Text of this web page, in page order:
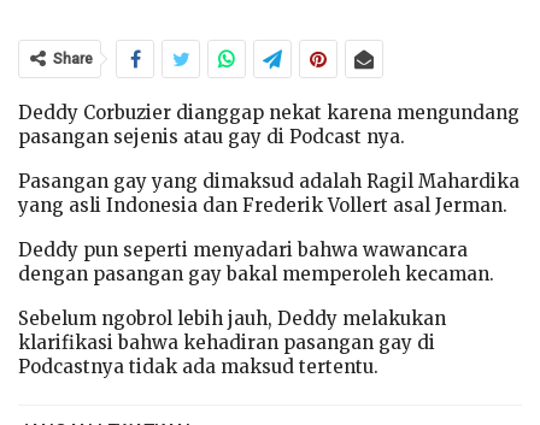
Share
Deddy Corbuzier dianggap nekat karena mengundang
pasangan sejenis atau gay di Podcast nya.
Pasangan gay yang dimaksud adalah Ragil Mahardika
yang asli Indonesia dan Frederik Vollert asal Jerman.
Deddy pun seperti menyadari bahwa wawancara
dengan pasangan gay bakal memperoleh kecaman.
Sebelum ngobrol lebih jauh, Deddy melakukan
klarifikasi bahwa kehadiran pasangan gay di
Podcastnya tidak ada maksud tertentu.